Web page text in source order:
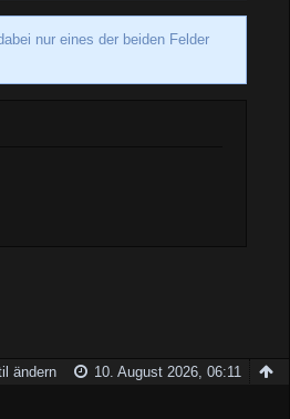
nur eines der beiden Felder
10. August 2026, 06:11
ändern